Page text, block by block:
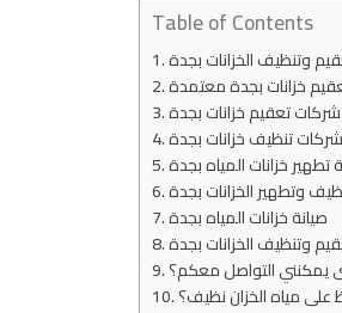
Table of Contents
وتنظيف الخزانات بجدة
خزانات بجدة معتمدة
شركات تعقيم خزانات بجدة
تنظيف خزانات بجدة
خزانات المياه بجدة
وتطهير الخزانات بجدة
صيانة خزانات المياه بجدة
وتنظيف الخزانات بجدة
يمكنني التواصل معكم؟
مياه الخزان نظيف؟